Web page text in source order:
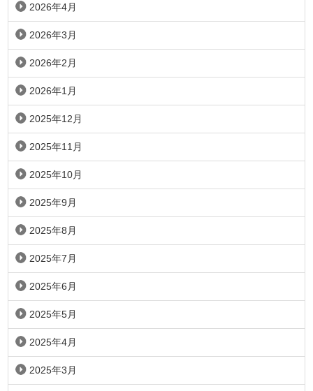
2026年4月
2026年3月
2026年2月
2026年1月
2025年12月
2025年11月
2025年10月
2025年9月
2025年8月
2025年7月
2025年6月
2025年5月
2025年4月
2025年3月